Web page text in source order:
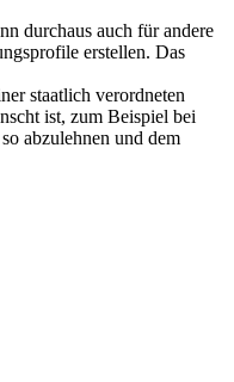
durchaus auch für andere
erstellen. Das
staatlich verordneten
ist, zum Beispiel bei
abzulehnen und dem